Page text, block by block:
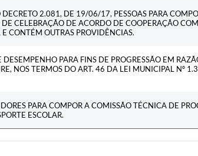
2.081, DE 19/06/17, PESSOAS PARA
CELEBRAÇÃO DE ACORDO DE COOPERAÇÃO
CONTÉM OUTRAS PROVIDÊNCIAS.
PARA FINS DE PROGRESSÃO EM
NOS TERMOS DO ART. 46 DA LEI MUNICIPAL Nº
PARA COMPOR A COMISSÃO TÉCNICA DE
ESCOLAR.